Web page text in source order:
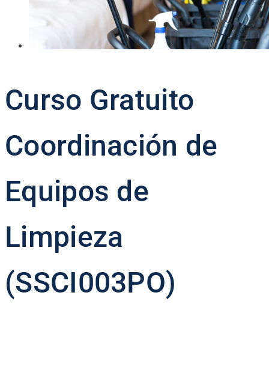
Curso Gratuito
Coordinación de
Equipos de
Limpieza
(SSCI003PO)